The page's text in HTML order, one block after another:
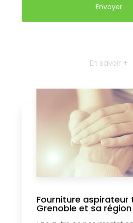
En savoir +
Fourniture aspirateur
Grenoble et sa région